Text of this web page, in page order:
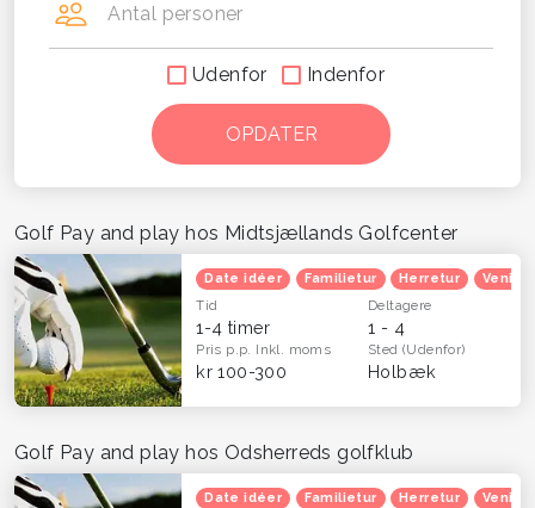
Antal personer
Udenfor Indenfor
Golf Pay and play hos Midtsjællands Golfcenter
Date idéer Familietur Herretur
Tid
1-4 timer
Deltagere
1 - 4
Pris p.p. Inkl. moms
kr 100-300
Sted(Udenfor)
Holbæk
Golf Pay and play hos Odsherreds golfklub
Date idéer Familietur Herretur